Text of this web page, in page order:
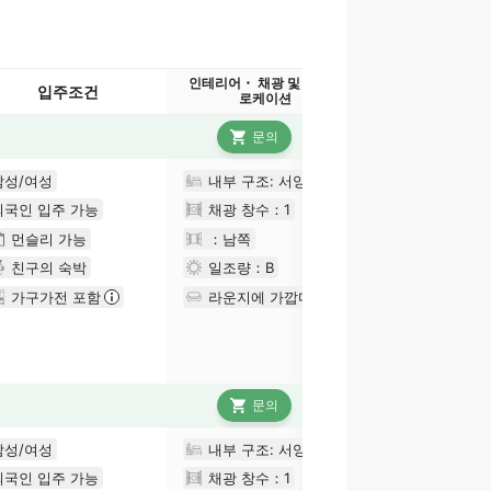
입주조건
인테리어・ 채광 및 일조량
로케이션
문의
성/여성
국인 입주 가능
먼슬리 가능
친구의 숙박
가구가전 포함
내부 구조: 서양식
채광 창수： 1
：남쪽
일조량： B
라운지에 가깝다
문의
성/여성
국인 입주 가능
내부 구조: 서양식
채광 창수： 1